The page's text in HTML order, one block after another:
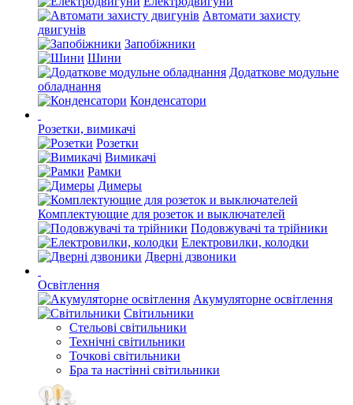
Автомати захисту
двигунів
Запобіжники
Шини
Додаткове модульне
обладнання
Конденсатори
Розетки, вимикачі
Розетки
Вимикачі
Рамки
Димеры
Комплектующие для розеток и выключателей
Подовжувачі та трійники
Електровилки, колодки
Дверні дзвоники
Освітлення
Акумуляторне освітлення
Світильники
Стельові світильники
Технічні світильники
Точкові світильники
Бра та настінні світильники